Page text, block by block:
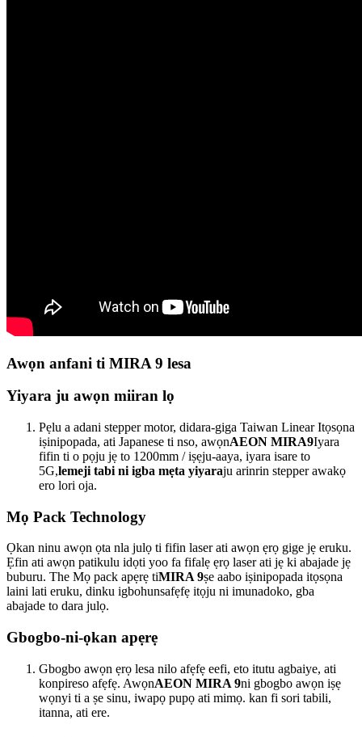
Awọn anfani ti MIRA 9 lesa
Yiyara ju awọn miiran lọ
Pẹlu a adani stepper motor, didara-giga Taiwan Linear Itọsọna
iṣinipopada, ati Japanese ti nso, awọnAEON MIRA9Iyara
fifin ti o pọju jẹ to 1200mm / iṣẹju-aaya, iyara isare to
5G,lemeji tabi ni igba mẹta yiyaraju arinrin stepper awakọ
ero lori oja.
Mọ Pack Technology
Ọkan ninu awọn ọta nla julọ ti fifin laser ati awọn ẹrọ gige jẹ eruku.
Ẹfin ati awọn patikulu idọti yoo fa fifalẹ ẹrọ laser ati jẹ ki abajade jẹ
buburu. The Mọ pack apẹrẹ tiMIRA 9ṣe aabo iṣinipopada itọsọna
laini lati eruku, dinku igbohunsafẹfẹ itọju ni imunadoko, gba
abajade to dara julọ.
Gbogbo-ni-ọkan apẹrẹ
Gbogbo awọn ẹrọ lesa nilo afẹfẹ eefi, eto itutu agbaiye, ati
konpireso afẹfẹ. AwọnAEON MIRA 9ni gbogbo awọn iṣẹ
wọnyi ti a ṣe sinu, iwapọ pupọ ati mimọ. kan fi sori tabili,
itanna, ati ere.